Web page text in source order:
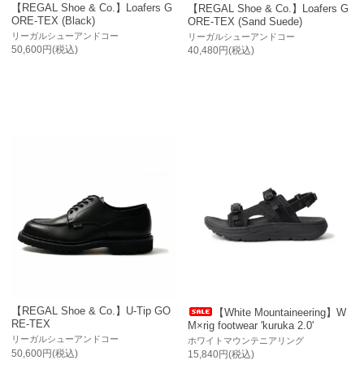
【REGAL Shoe & Co.】Loafers G
ORE-TEX (Black)
リーガルシューアンドコー
50,600円(税込)
【REGAL Shoe & Co.】Loafers G
ORE-TEX (Sand Suede)
リーガルシューアンドコー
40,480円(税込)
【REGAL Shoe & Co.】U-Tip GO
RE-TEX
リーガルシューアンドコー
50,600円(税込)
【White Mountaineering】W
M×rig footwear 'kuruka 2.0'
ホワイトマウンテニアリング
15,840円(税込)